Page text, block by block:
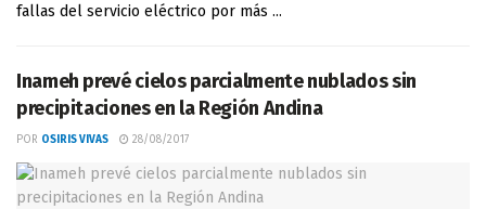
fallas del servicio eléctrico por más ...
Inameh prevé cielos parcialmente nublados sin
precipitaciones en la Región Andina
POR OSIRIS VIVAS 28/08/2017